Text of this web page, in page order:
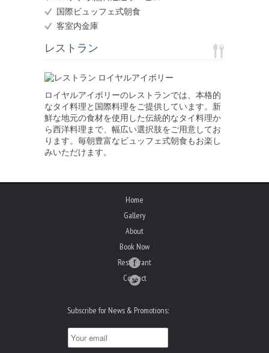
国際ビュッフェ式朝食
客室内金庫
レストラン
ロイヤルアイボリーのレストランでは、本格的
なタイ料理と国際料理をご提供しています。新
鮮な地元の食材を使用した伝統的なタイ料理か
ら西洋料理まで、幅広い選択肢をご用意してお
ります。毎朝豊富なビュッフェ式朝食もお楽し
みいただけます。
Home
Gallery
About
Book Now
Restaurant
Contact
Subscribe for News & Promotions: